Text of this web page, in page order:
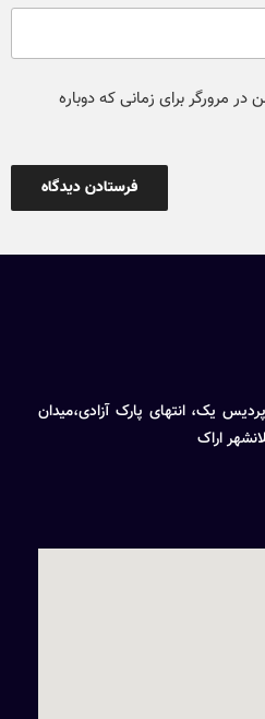
مرورگر برای زمانی که دوباره
یک، انتهای پارک آزادی،میدان
اراک